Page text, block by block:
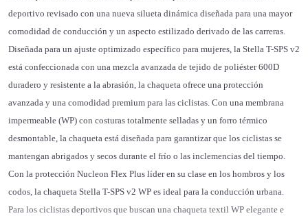
deportivo revisado con una nueva silueta dinámica diseñada para una mayor
comodidad de conducción y un aspecto estilizado derivado de las carreras.
Diseñada para un ajuste optimizado específico para mujeres, la Stella T-SPS v2
está confeccionada con una mezcla avanzada de tejido de poliéster 600D
duradero y resistente a la abrasión, la chaqueta ofrece una protección
avanzada y una comodidad premium para las ciclistas. Con una membrana
impermeable (WP) con costuras totalmente selladas y un forro térmico
desmontable, la chaqueta está diseñada para garantizar que los ciclistas se
mantengan abrigados y secos durante el frío o las inclemencias del tiempo.
Con la protección Nucleon Flex Plus líder en su clase en los hombros y los
codos, la chaqueta Stella T-SPS v2 WP es ideal para la conducción urbana.
Para los ciclistas deportivos que buscan una chaqueta textil WP elegante e